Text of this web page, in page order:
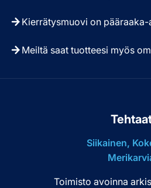
Kierrätysmuovi on pääraaka-
Meiltä saat tuotteesi myös
Siikainen,
Toimisto avoinna